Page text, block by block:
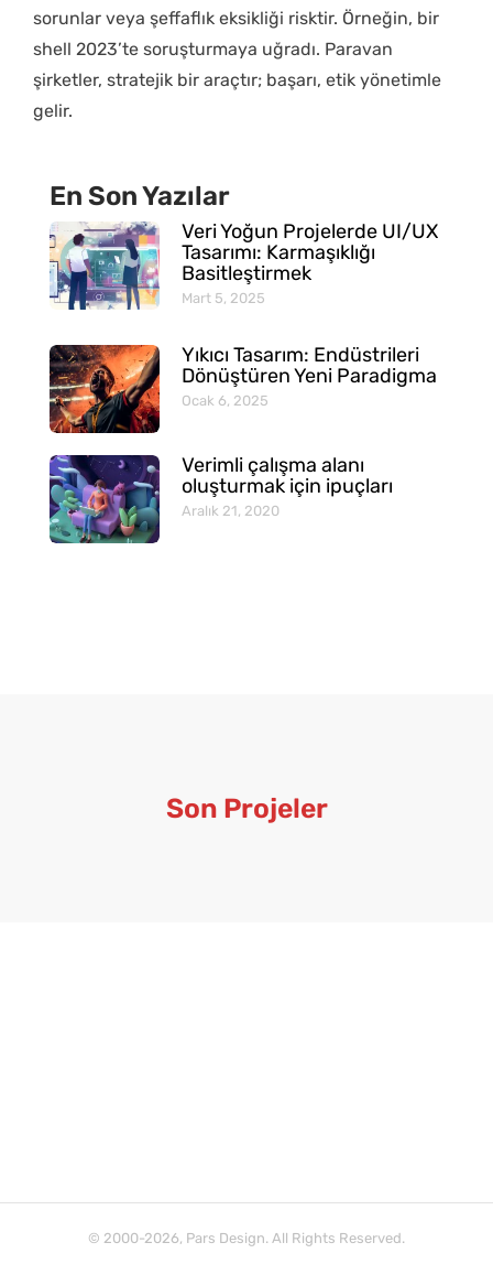
sorunlar veya şeffaflık eksikliği risktir. Örneğin, bir
shell 2023’te soruşturmaya uğradı. Paravan
şirketler, stratejik bir araçtır; başarı, etik yönetimle
gelir.
En Son Yazılar
Veri Yoğun Projelerde UI/UX
Tasarımı: Karmaşıklığı
Basitleştirmek
Mart 5, 2025
Yıkıcı Tasarım: Endüstrileri
Dönüştüren Yeni Paradigma
Ocak 6, 2025
Verimli çalışma alanı
oluşturmak için ipuçları
Aralık 21, 2020
Son Projeler
© 2000-2026, Pars Design. All Rights Reserved.